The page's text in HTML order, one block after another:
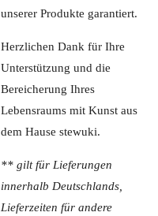
unserer Produkte garantiert.
Herzlichen Dank für Ihre
Unterstützung und die
Bereicherung Ihres
Lebensraums mit Kunst aus
dem Hause stewuki.
** gilt für Lieferungen
innerhalb Deutschlands,
Lieferzeiten für andere